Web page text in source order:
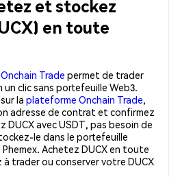
et stockez
en toute
Trade permet de trader
clic sans portefeuille Web3.
la plateforme Onchain Trade,
adresse de contrat et confirmez
avec USDT, pas besoin de
le dans le portefeuille
Achetez DUCX en toute
trader ou conserver votre DUCX